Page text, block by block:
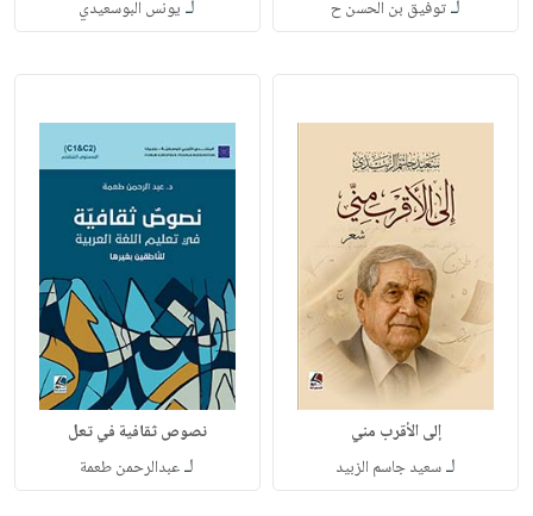
لـتوفيق بن الحسن ح لـ يونس البوسعيدي
إلى الأقرب مني
لـسعيد جاسم الزبيد
نصوص ثقافية في تعل
لـعبدالرحمن طعمة